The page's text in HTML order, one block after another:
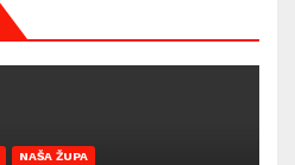
NAŠA ŽUPA